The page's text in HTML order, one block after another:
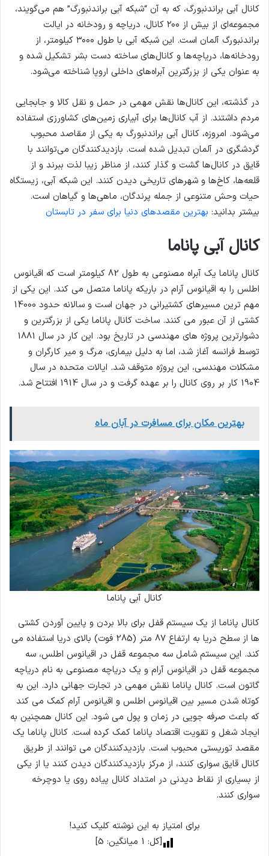
کانال آبی براندنبورگ، که به آن “شبکه آبی براندنبورگ” هم می‌گویند،
مجموعه‌ای از بیش از ۲۰۰ کانال، دریاچه و رودخانه در ایالت
براندنبورگ آلمان است. این شبکه آبی با طول ۳۰۰۰ کیلومتر، از
رودخانه‌ها، دریاچه‌ها و کانال‌های ساخته دست بشر تشکیل شده و
به عنوان یکی از بزرگترین آبراه‌های داخلی اروپا شناخته می‌شود.
در گذشته، این کانال‌ها نقش مهمی در حمل و نقل کالا و جابجایی
مردم داشتند. از آب کانال‌ها برای آبیاری زمین‌های کشاورزی استفاده
می‌شود. امروزه، کانال آبی براندنبورگ به یکی از مقاصد محبوب
گردشگری در آلمان تبدیل شده است. بازدیدکنندگان می‌توانند با
قایق در کانال‌ها گشت و گذار کنند، از مناظر زیبا لذت ببرند و از
قلعه‌ها، کاخ‌ها و شهرهای تاریخی دیدن کنند. این شبکه آبی، زیستگاه
حیات وحش متنوعی از جمله پرندگان، ماهی‌ها و گیاهان است.
بیشتر بدانید: بهترین مقصدهای دنیا برای سفر در تابستان
کانال آبی پاناما
کانال پاناما یک آبراه مصنوعی به طول 82 کیلومتر است که اقیانوس
اطلس را به اقیانوس آرام در باریکه پاناما متصل می کند. این یکی از
مهم ترین مسیرهای کشتیرانی در جهان است و سالانه حدود 14000
کشتی از آن عبور می کنند. ساخت کانال پاناما یکی از بزرگترین و
دشوارترین پروژه های مهندسی در تاریخ بود. این کار در سال 1881
توسط فرانسه آغاز شد، اما به دلیل بیماری، مرگ و میر کارگران و
مشکلات مهندسی، این پروژه متوقف شد. ایالات متحده در سال
1904 کار بر روی کانال را بر عهده گرفت و در سال 1914 افتتاح شد.
بهترین مکان برای مسافرت در آبان ماه
کانال آبی پاناما
کانال پاناما از یک سیستم قفل برای بالا بردن و پایین آوردن کشتی
ها از سطح دریا به ارتفاع 87 متر (285 فوت) بالای دریا استفاده می
کند. این سیستم شامل سه مجموعه قفل در اقیانوس اطلس، سه
مجموعه قفل در اقیانوس آرام و یک دریاچه مصنوعی به نام دریاچه
گاتون است. کانال پاناما نقش مهمی در تجارت جهانی دارد. این به
کوتاه شدن مسیر بین اقیانوس اطلس و اقیانوس آرام کمک می کند
که باعث صرفه جویی در زمان و پول می شود. این کانال همچنین به
ایجاد شغل و تقویت اقتصاد پاناما کمک کرده است. کانال پاناما یک
مقصد توریستی محبوب است. بازدیدکنندگان می توانند از طریق
کانال قایق سواری کنند، از مرکز بازدیدکنندگان دیدن کنند یا از یکی
از بسیاری از نقاط دیدنی در امتداد کانال پیاده روی یا دوچرخه
سواری کنند.
برای امتیاز به این نوشته کلیک کنید!
[کل: 1 میانگین: 5
]